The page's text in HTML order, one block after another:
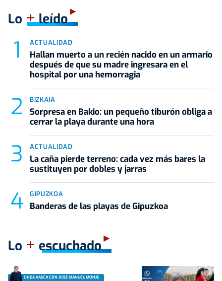
Lo +leído
ACTUALIDAD
Hallan muerto a un recién nacido en un armario
después de que su madre ingresara en el
hospital por una hemorragia
BIZKAIA
Sorpresa en Bakio: un pequeño tiburón obliga a
cerrar la playa durante una hora
ACTUALIDAD
La caña pierde terreno: cada vez más bares la
sustituyen por dobles y jarras
GIPUZKOA
Banderas de las playas de Gipuzkoa
Lo + escuchado
ONDA VASCA CON JOSÉ MANUEL MONJE